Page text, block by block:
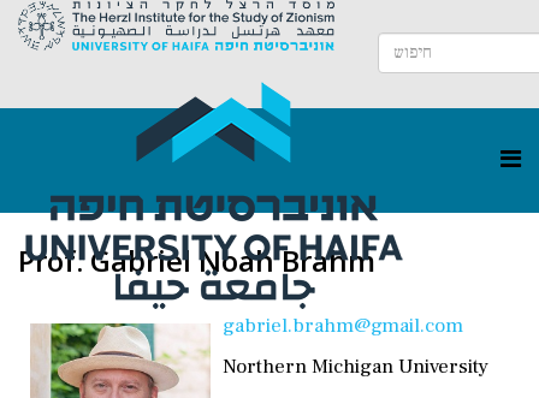
Prof. Gabriel Noah Brahm
gabriel.brahm@gmail.com
Northern Michigan University